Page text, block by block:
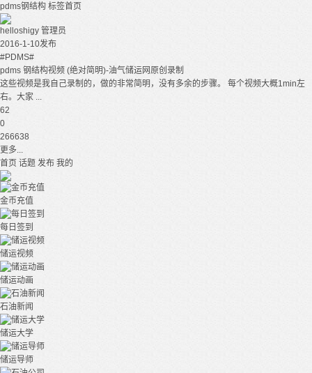
pdms钢结构 标签首页
helloshigy 管理员
2016-1-10发布
#PDMS#
pdms 钢结构视频 (绝对简明)-油气储运网原创录制
这些视频是我自己录制的，做的非常简明，没有多余的步骤。 每个视频大概1min左
右。大家 ...
62
0
266638
更多...
首页 话题 发布 我的
金币充值
每日签到
储运视频
储运动画
石油新闻
储运大学
储运导师